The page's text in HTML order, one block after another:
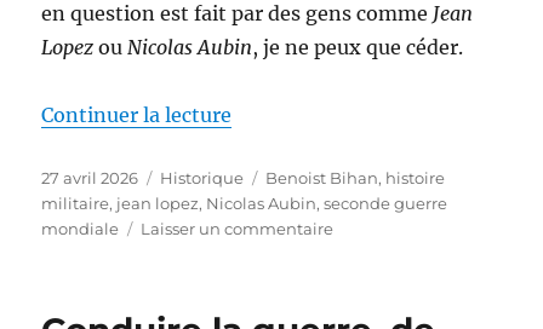
en question est fait par des gens comme Jean
Lopez ouNicolas Aubin, je ne peux que céder.
Continuer la lecture
Publié
le
27 avril 2026 Catégories
Historique Étiquettes
Benoist Bihan, histoire
militaire, jean lopez, Nicolas Aubin,seconde guerre
mondiale
Laisser un commentairesur